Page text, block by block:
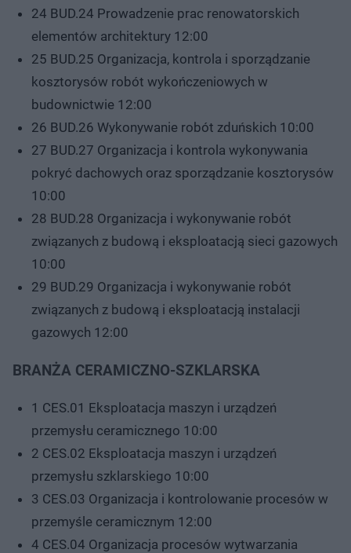
24 BUD.24 Prowadzenie prac renowatorskich
elementów architektury 12:00
25 BUD.25 Organizacja, kontrola i sporządzanie
kosztorysów robót wykończeniowych w
budownictwie 12:00
26 BUD.26 Wykonywanie robót zduńskich 10:00
27 BUD.27 Organizacja i kontrola wykonywania
pokryć dachowych oraz sporządzanie kosztorysów
10:00
28 BUD.28 Organizacja i wykonywanie robót
związanych z budową i eksploatacją sieci gazowych
10:00
29 BUD.29 Organizacja i wykonywanie robót
związanych z budową i eksploatacją instalacji
gazowych 12:00
BRANŻA CERAMICZNO-SZKLARSKA
1 CES.01 Eksploatacja maszyn i urządzeń
przemysłu ceramicznego 10:00
2 CES.02 Eksploatacja maszyn i urządzeń
przemysłu szklarskiego 10:00
3 CES.03 Organizacja i kontrolowanie procesów w
przemyśle ceramicznym 12:00
4 CES.04 Organizacja procesów wytwarzania